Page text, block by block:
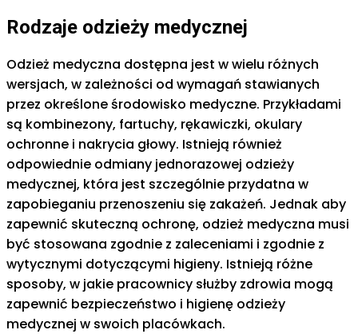
Rodzaje odzieży medycznej
Odzież medyczna dostępna jest w wielu różnych
wersjach, w zależności od wymagań stawianych
przez określone środowisko medyczne. Przykładami
są kombinezony, fartuchy, rękawiczki, okulary
ochronne i nakrycia głowy. Istnieją również
odpowiednie odmiany jednorazowej odzieży
medycznej, która jest szczególnie przydatna w
zapobieganiu przenoszeniu się zakażeń. Jednak aby
zapewnić skuteczną ochronę, odzież medyczna musi
być stosowana zgodnie z zaleceniami i zgodnie z
wytycznymi dotyczącymi higieny. Istnieją różne
sposoby, w jakie pracownicy służby zdrowia mogą
zapewnić bezpieczeństwo i higienę odzieży
medycznej w swoich placówkach.